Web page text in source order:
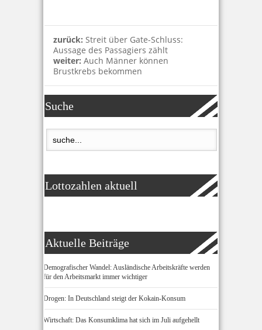
zurück: Streit über Gate-Schluss:
Aussage des Passagiers zählt
weiter: Auch Männer können
Brustkrebs bekommen
Suche
Lottozahlen aktuell
Aktuelle Beiträge
Demografischer Wandel: Ausländische Arbeitskräfte werden
für den Arbeitsmarkt immer wichtiger
Drogen: In Deutschland steigt der Kokain-Konsum
Wirtschaft: Das Konsumklima hat sich im Juli aufgehellt